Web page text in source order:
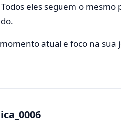
eles seguem o mesmo
atual e foco na sua